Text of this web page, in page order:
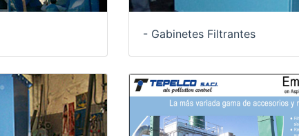
- Gabinetes Filtrantes